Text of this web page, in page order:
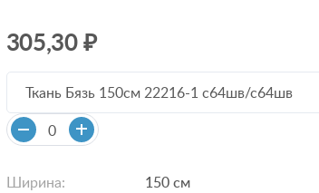
305,30 ₽
Ткань Бязь 150см 22216-1 с64шв/с64шв
Ширина:
150 см